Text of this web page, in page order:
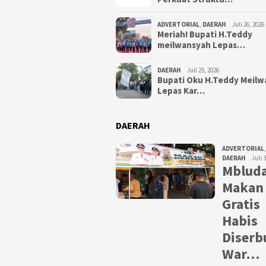
ADVERTORIAL, DAERAH Juli 26, 2026
Meriah! Bupati H.Teddy
meilwansyah Lepas…
DAERAH Juli 25, 2026
Bupati Oku H.Teddy
Lepas Kar…
DAERAH
ADVERTORIAL,
DAERAH
Juli
Makan
Gratis
Habis
War…